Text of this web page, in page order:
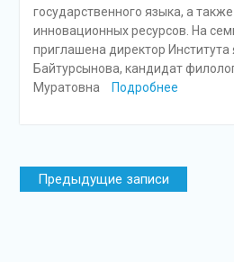
государственного языка, а
инновационных ресурсов. На
приглашена директор
Байтурсынова, кандидат
Муратовна
Подробнее
Навигация
по
Предыдущие записи